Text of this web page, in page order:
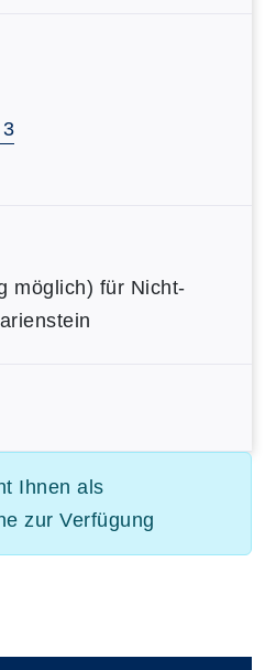
möglich) für Nicht-
Ihnen als
zur Verfügung